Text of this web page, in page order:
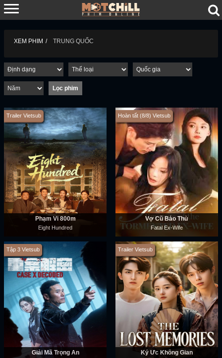
XEM PHIM TRUNG QUỐC
Trailer Vietsub
Phạm Vi 800m
Eight Hundred
Hoàn tất (8/8) Vietsub
Vợ Cũ Báo Thù
Fatal Ex-Wife
Tập 3 Vietsub
Giải Mã Trọng Án
Trailer Vietsub
Ký Ức Không Gian